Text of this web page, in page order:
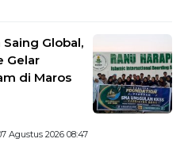
Global,
Gelar
di Maros
Agustus 2026 08:47